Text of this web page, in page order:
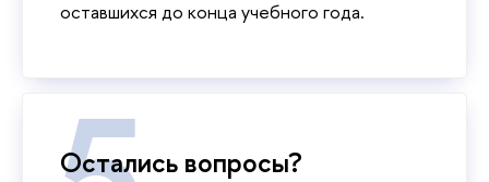
оставшихся до конца учебного года.
Остались вопросы?